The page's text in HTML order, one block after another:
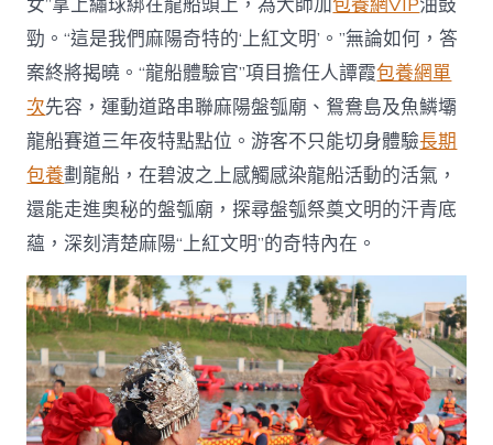
勁。“這是我們麻陽奇特的‘上紅文明’。”無論如何，答
案終將揭曉。“龍船體驗官”項目擔任人譚霞包養網單
次先容，運動道路串聯麻陽盤瓠廟、鴛鴦島及魚鱗壩
龍船賽道三年夜特點點位。游客不只能切身體驗長期
包養劃龍船，在碧波之上感觸感染龍船活動的活氣，
還能走進奧秘的盤瓠廟，探尋盤瓠祭奠文明的汗青底
蘊，深刻清楚麻陽“上紅文明”的奇特內在。